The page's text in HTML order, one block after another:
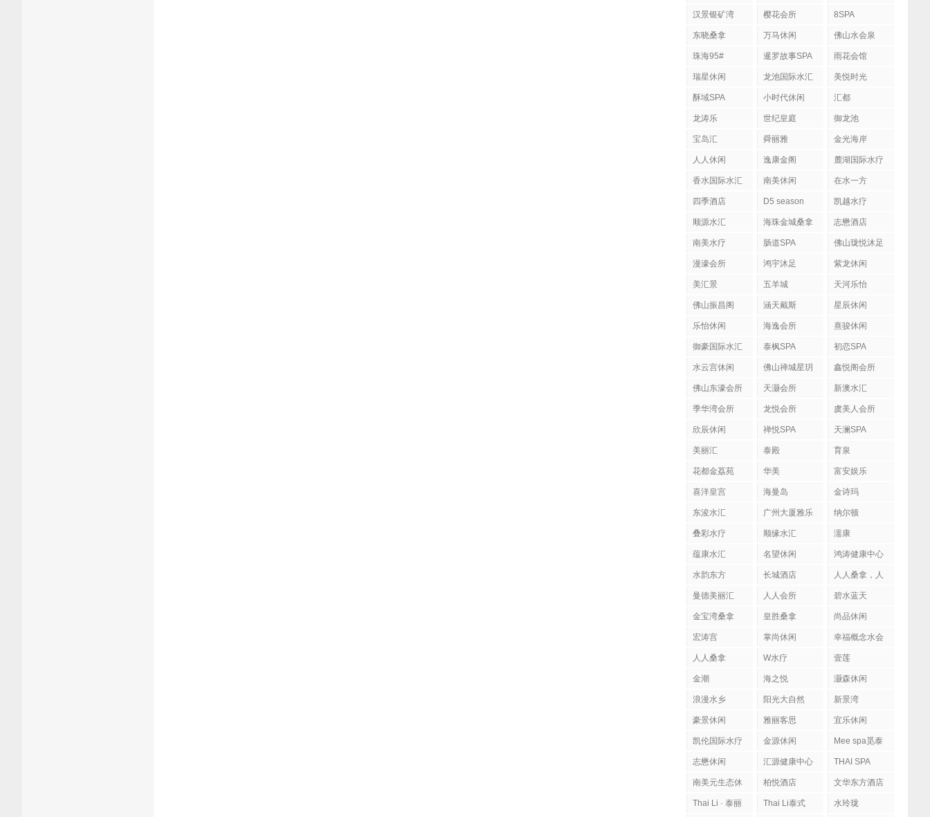
汉景银矿湾 樱花会所 8SPA
东晓桑拿 万马休闲 佛山水会泉
珠海95# 暹罗故事SPA 雨花会馆
瑞星休闲 龙池国际水汇 美悦时光
酥域SPA 小时代休闲 汇都
龙涛乐 世纪皇庭 御龙池
宝岛汇 舜丽雅 金光海岸
人人休闲 逸康金阁 麓湖国际水疗
香水国际水汇 南美休闲 在水一方
四季酒店 D5 season 凯越水疗
顺源水汇 海珠金城桑拿 志懋酒店
南美水疗 肠道SPA 佛山珑悦沐足
漫濠会所 鸿宇沐足 紫龙休闲
美汇景 五羊城 天河乐怡
佛山振昌阁 涵天戴斯 星辰休闲
乐怡休闲 海逸会所 熹骏休闲
御豪国际水汇 泰枫SPA 初恋SPA
水云宫休闲
佛山禅城星玥
鑫悦阁会所
佛山东濠会所 天灏会所 新澳水汇
季华湾会所 龙悦会所 虞美人会所
欣辰休闲 禅悦SPA 天澜SPA
美丽汇 泰殿 育泉
花都金荔苑 华美 富安娱乐
喜洋皇宫 海曼岛 金诗玛
东浚水汇
广州大厦雅乐
纳尔顿
叠彩水疗 顺缘水汇 濡康
蕴康水汇 名望休闲 鸿涛健康中心
水韵东方 长城酒店
人人桑拿，人
曼德美丽汇 人人会所 碧水蓝天
金宝湾桑拿 皇胜桑拿 尚品休闲
宏涛宫 掌尚休闲 幸福概念水会
人人桑拿 W水疗 壹莲
金潮 海之悦 灏森休闲
浪漫水乡 阳光大自然 新景湾
豪景休闲 雅丽客思 宜乐休闲
凯伦国际水疗 金源休闲
Mee spa觅泰
志懋休闲 汇源健康中心 THAI SPA
南美元生态休
柏悦酒店 文华东方酒店
Thai Li · 泰丽
Thai Li泰式
水玲珑